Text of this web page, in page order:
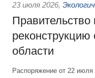
23 июля 2026,
реконструкцию
области
Распоряжение от 22